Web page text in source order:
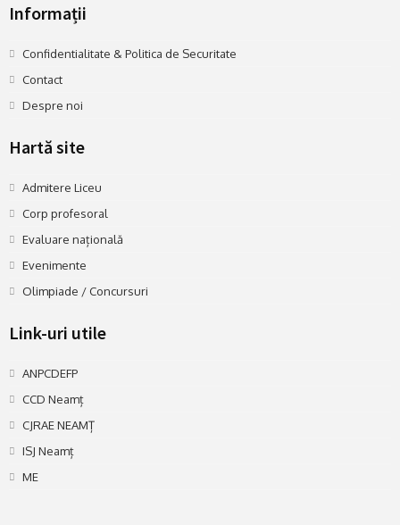
Informații
Confidentialitate & Politica de Securitate
Contact
Despre noi
Hartă site
Admitere Liceu
Corp profesoral
Evaluare națională
Evenimente
Olimpiade / Concursuri
Link-uri utile
ANPCDEFP
CCD Neamț
CJRAE NEAMȚ
ISJ Neamț
ME